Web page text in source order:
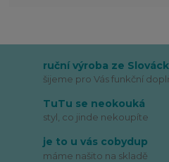
ruční výroba ze
šijeme pro Vás funkční
TuTu se neokouká
styl, co jinde nekoupíte
je to u vás cobydup
máme našito na skladě